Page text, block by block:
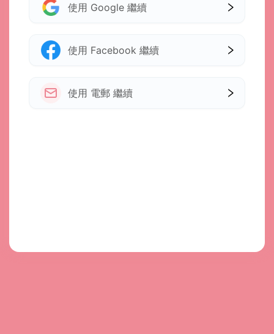
使用 Google 繼續
使用 Facebook 繼續
使用 電郵 繼續